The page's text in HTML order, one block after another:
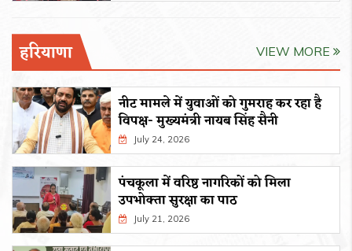
हरियाणा VIEW MORE
नीट मामले में युवाओं को गुमराह कर रहा है
विपक्ष- मुख्यमंत्री नायब सिंह सैनी
July 24, 2026
पंचकूला में वरिष्ठ नागरिकों को मिला
उपभोक्ता सुरक्षा का पाठ
July 21, 2026